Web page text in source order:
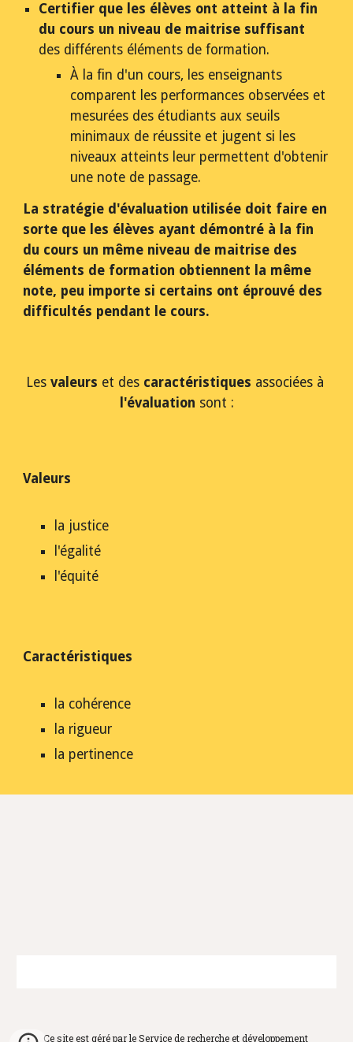
Certifier que les élèves ont atteint à la fin
des différents éléments de formation.
À la fin d'un cours, les enseignants
comparent les performances observées et
mesurées des étudiants aux seuils
minimaux de réussite et jugent si les
niveaux atteints leur permettent d'obtenir
une note de passage.
La stratégie d'évaluation utilisée doit faire en
sorte que les élèves ayant démontré à la fin
du cours un même niveau de maitrise des
éléments de formation obtiennent la même
note, peu importe si certains ont éprouvé des
difficultés pendant le cours.
Les valeurs et des caractéristiques
l'évaluation sont :
Valeurs
la justice
l'égalité
l'équité
Caractéristiques
la cohérence
la rigueur
la pertinence
Ce site est géré par le Service de recherche et développement